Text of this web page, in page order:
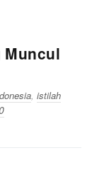
, istilah